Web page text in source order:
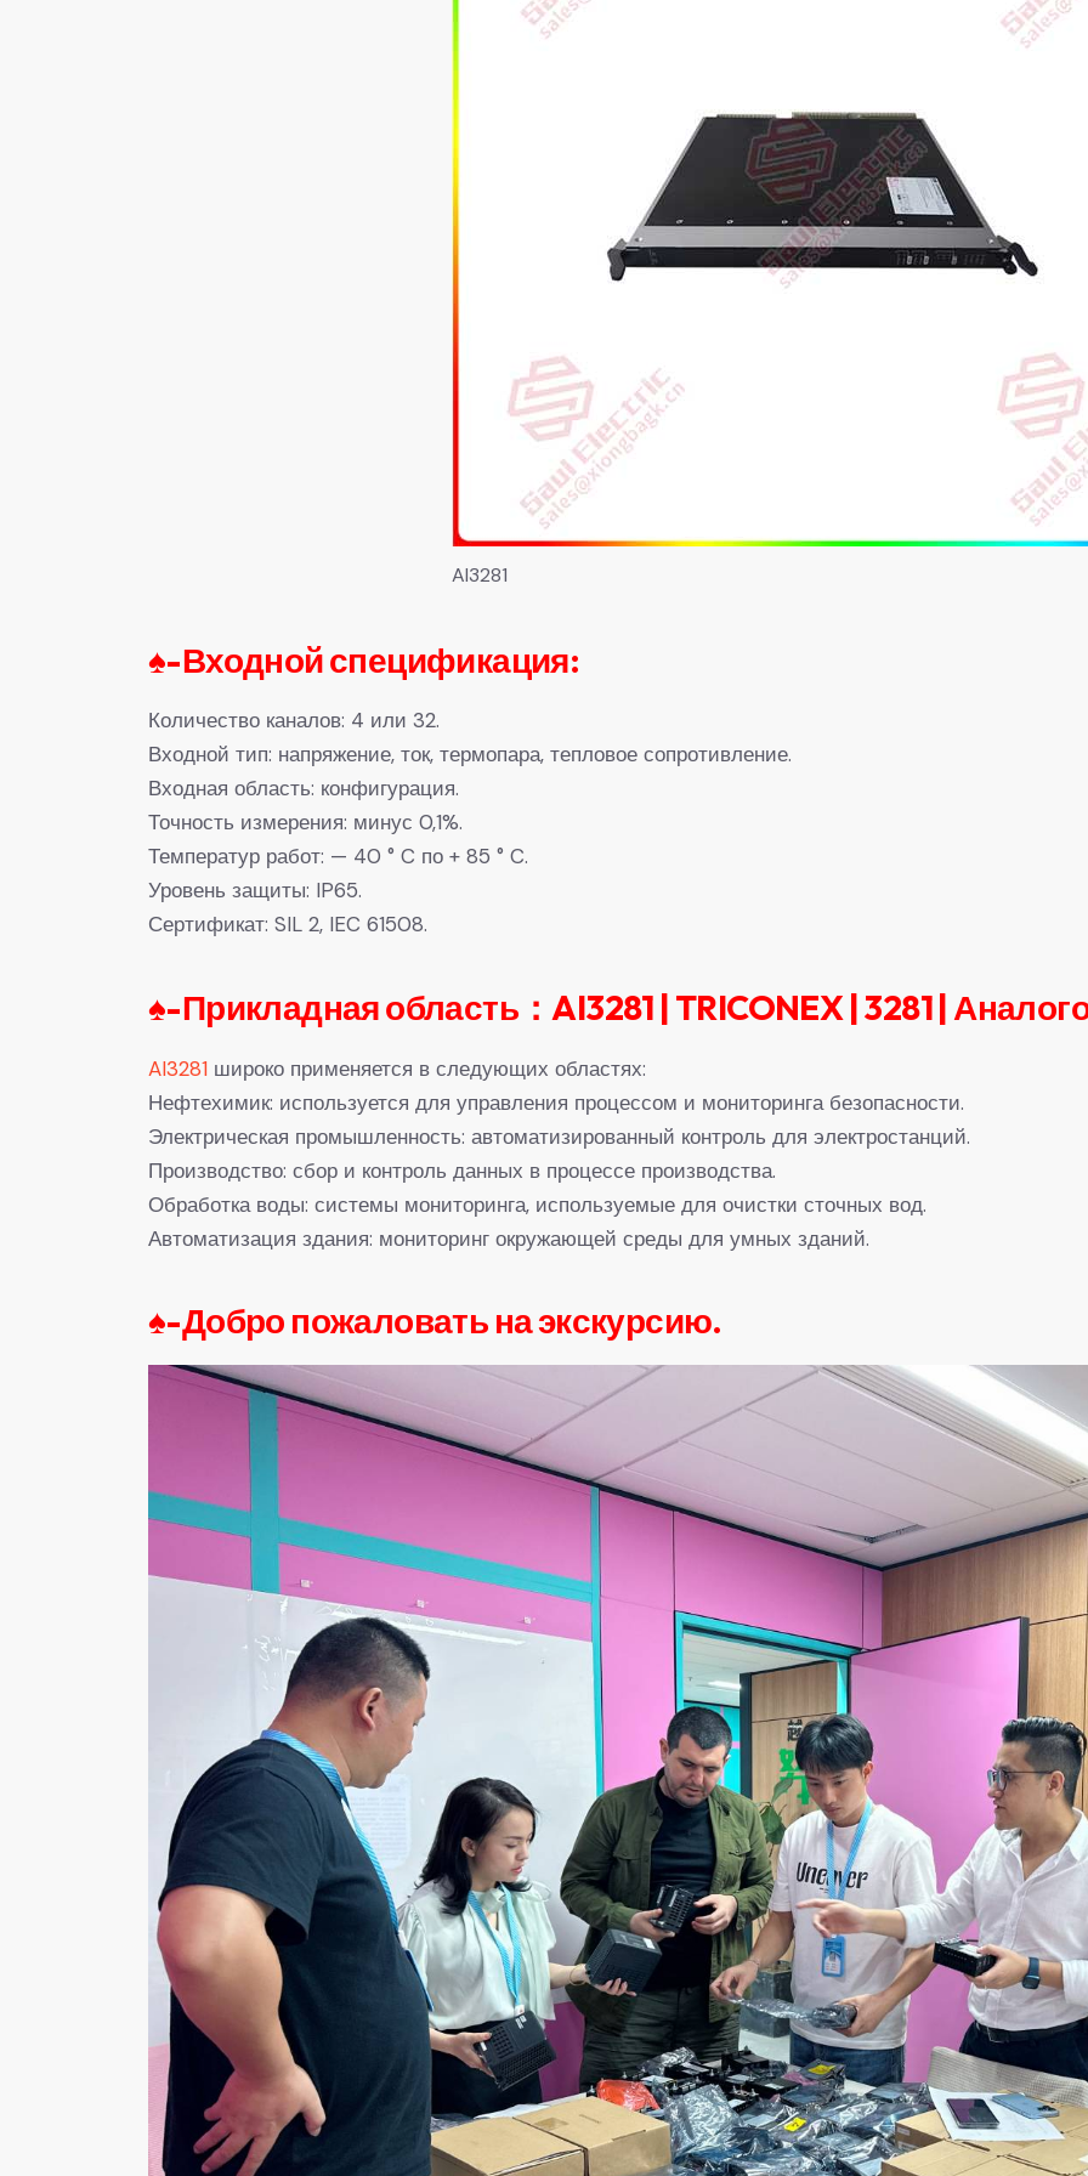
AI3281
♠-Входной спецификация:
Количество каналов: 4 или 32.
Входной тип: напряжение, ток, термопара, тепловое сопротивление.
Входная область: конфигурация.
Точность измерения: минус 0,1%.
Температур работ: — 40 ° C по + 85 ° C.
Уровень защиты: IP65.
Сертификат: SIL 2, IEC 61508.
♠-Прикладная область：AI3281 | TRICONEX | 3281 |
AI3281 широко применяется в следующих областях:
Нефтехимик: используется для управления процессом и мониторинга безопасности.
Электрическая промышленность: автоматизированный контроль для электростанций.
Производство: сбор и контроль данных в процессе производства.
Обработка воды: системы мониторинга, используемые для очистки сточных вод.
Автоматизация здания: мониторинг окружающей среды для умных зданий.
♠-Добро пожаловать на экскурсию.